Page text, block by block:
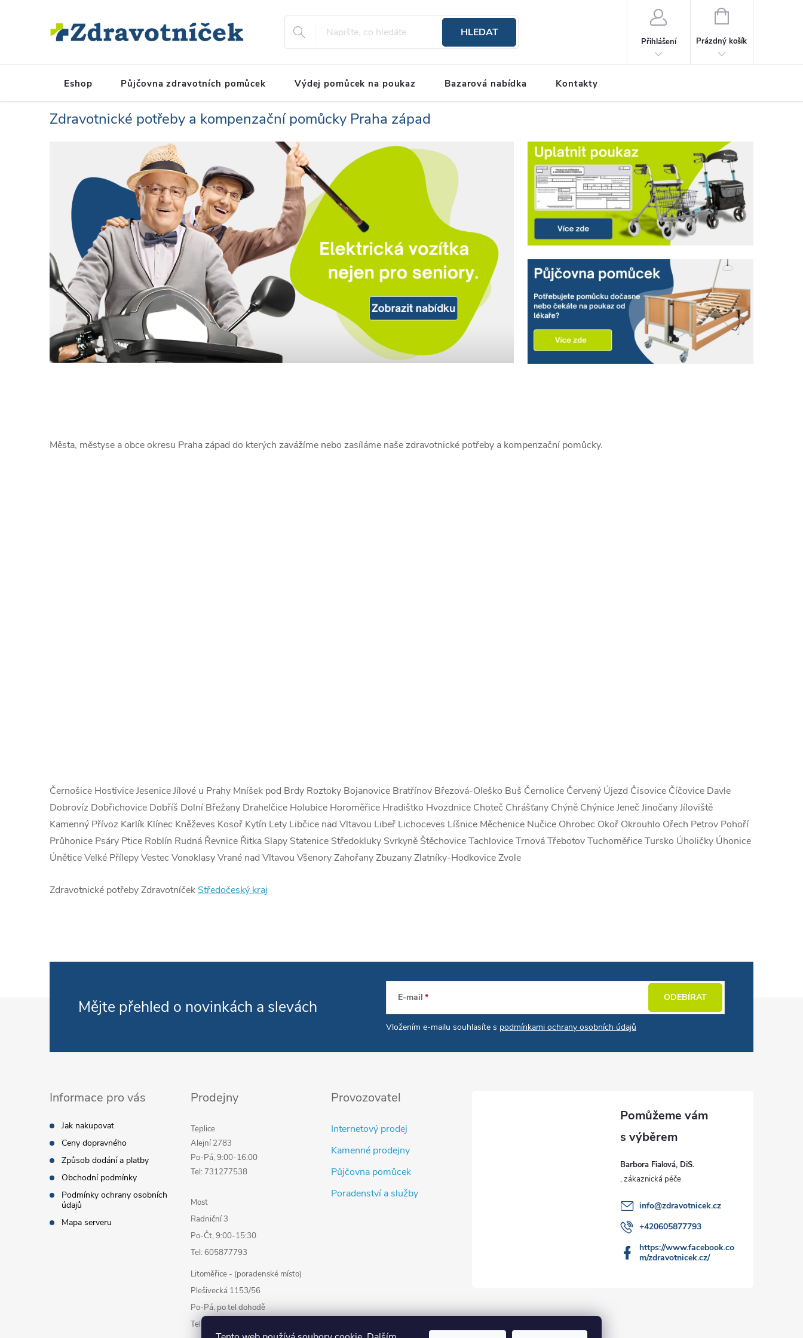
HLEDAT
Přihlášení
NÁKUPNÍ KOŠÍK
Prázdný košík
Eshop Půjčovna zdravotních pomůcek Výdej pomůcek na poukaz Bazarová nabídka Kontakty
Zdravotnické potřeby a kompenzační pomůcky Praha západ
Města, městyse a obce okresu Praha západ do kterých zavážíme nebo zasíláme naše zdravotnické potřeby a kompenzační pomůcky.
Černošice Hostivice Jesenice Jílové u Prahy Mníšek pod Brdy Roztoky Bojanovice Bratřínov Březová-Oleško Buš Černolice Červený Újezd Čisovice Číčovice Davle
Dobrovíz Dobřichovice Dobříš Dolní Břežany Drahelčice Holubice Horoměřice Hradištko Hvozdnice Choteč Chrášťany Chýně Chýnice Jeneč Jinočany Jíloviště
Kamenný Přívoz Karlík Klínec Kněževes Kosoř Kytín Lety Libčice nad Vltavou Libeř Lichoceves Líšnice Měchenice Nučice Ohrobec Okoř Okrouhlo Ořech Petrov Pohoří
Průhonice Psáry Ptice Roblín Rudná Řevnice Řitka Slapy Statenice Středokluky Svrkyně Štěchovice Tachlovice Trnová Třebotov Tuchoměřice Tursko Úholičky Úhonice
Únětice Velké Přílepy Vestec Vonoklasy Vrané nad Vltavou Všenory Zahořany Zbuzany Zlatníky-Hodkovice Zvole
Zdravotnické potřeby Zdravotníček Středočeský kraj
Mějte přehled o novinkách a slevách E-mail
Vložením e-mailu souhlasíte s podmínkami ochrany osobních údajů
ODEBÍRAT
Informace pro vás
Jak nakupovat
Ceny dopravného
Způsob dodání a platby
Obchodní podmínky
Podmínky ochrany osobních
údajů
Mapa serveru
Prodejny
Teplice
Alejní 2783
Po-Pá, 9:00-16:00
Tel: 731277538
Most
Radniční 3
Po-Čt, 9:00-15:30
Tel: 605877793
Litoměřice - (poradenské místo)
Plešivecká 1153/56
Po-Pá, po tel dohodě
Tel: 777878338
Provozovatel
Internetový prodej
Kamenné prodejny
Půjčovna pomůcek
Poradenství a služby
Barbora Fialová, DiS.
info@zdravotnicek.cz
+420605877793
https://www.facebook.co
m/zdravotnicek.cz/